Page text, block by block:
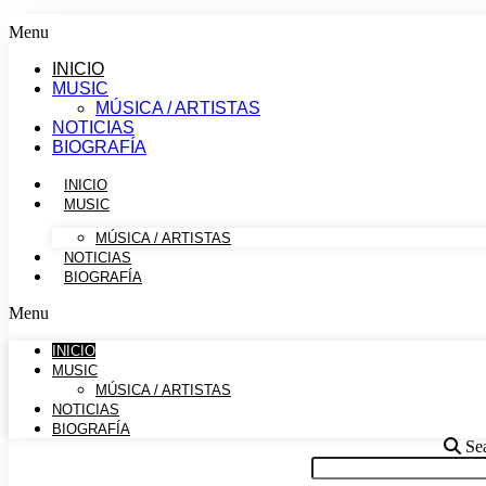
Menu
INICIO
MUSIC
MÚSICA / ARTISTAS
NOTICIAS
BIOGRAFÍA
INICIO
MUSIC
MÚSICA / ARTISTAS
NOTICIAS
BIOGRAFÍA
Menu
INICIO
MUSIC
MÚSICA / ARTISTAS
NOTICIAS
BIOGRAFÍA